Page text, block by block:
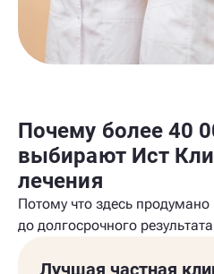
Почему более 40
выбирают Ист
лечения
Потому что здесь продумано
до долгосрочного результата